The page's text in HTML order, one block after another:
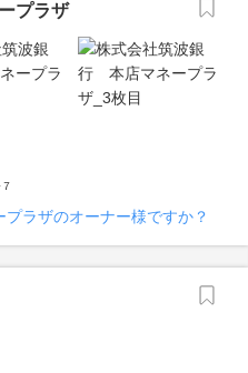
プラザ
ラザのオーナー様ですか？